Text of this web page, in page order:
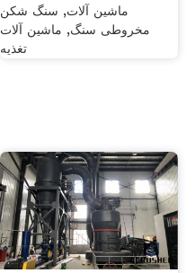
ماشین آلات, سنگ شکن
مخروطی سنگ, ماشین آلات
تغذیه